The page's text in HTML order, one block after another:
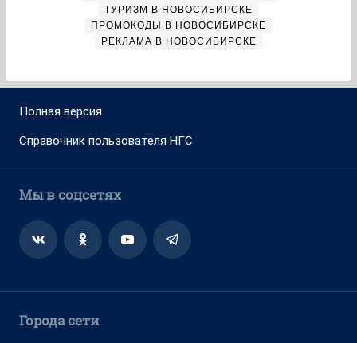
ТУРИЗМ В НОВОСИБИРСКЕ
ПРОМОКОДЫ В НОВОСИБИРСКЕ
РЕКЛАМА В НОВОСИБИРСКЕ
Полная версия
Справочник пользователя НГС
Мы в соцсетях
Города сети